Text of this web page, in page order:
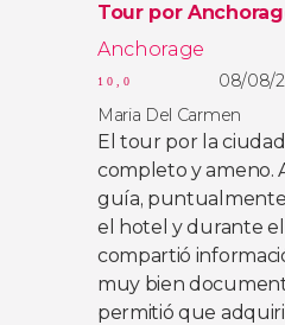
Tour por
Anchorage
10,0
08/08/
Maria Del Carmen
El tour por la
completo y ameno.
guía,
el hotel y durante
compartió
muy bien
permitió que